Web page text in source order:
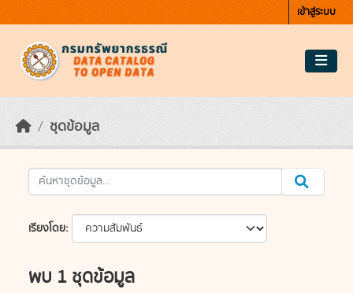
เข้าสู่ระบบ
ชุดข้อมูล
เรียงโดย
พบ 1 ชุดข้อมูล